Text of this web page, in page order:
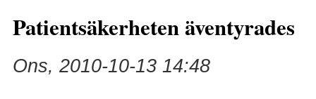
Patientsäkerheten äventyrades
Ons, 2010-10-13 14:48